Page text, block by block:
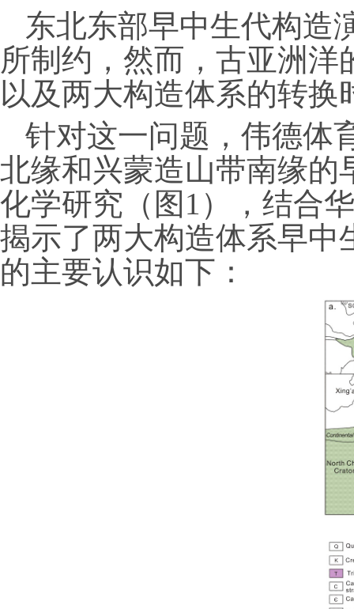
东北东部早中生代构造
所制约，然而，古亚洲
以及两大构造体系的转
针对这一问题，伟德体
北缘和兴蒙造山带南缘的
化学研究（图 1 ），结合
揭示了两大构造体系早中
的主要认识如下：